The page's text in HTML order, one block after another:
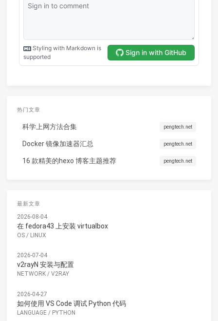
热门文章
科学上网方法合集 pengtech.net
Docker 镜像加速器汇总 pengtech.net
16 款精美的hexo 博客主题推荐 pengtech.net
最新文章
2026-08-04
在 fedora43 上安装 virtualbox
OS / LINUX
2026-07-04
v2rayN 安装与配置
NETWORK / V2RAY
2026-04-27
如何使用 VS Code 调试 Python 代码
LANGUAGE / PYTHON